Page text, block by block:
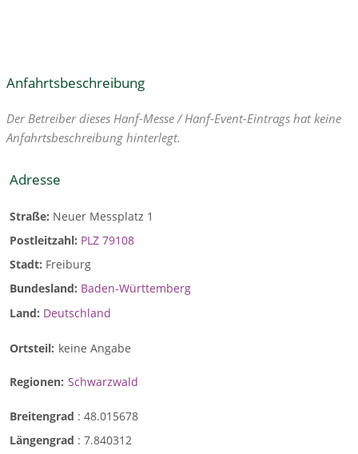
Anfahrtsbeschreibung
Der Betreiber dieses Hanf-Messe / Hanf-Event-Eintrags hat keine
Anfahrtsbeschreibung hinterlegt.
Adresse
Straße: Neuer Messplatz 1
Postleitzahl: PLZ 79108
Stadt: Freiburg
Bundesland: Baden-Württemberg
Land: Deutschland
Ortsteil: keine Angabe
Regionen: Schwarzwald
Breitengrad : 48.015678
Längengrad : 7.840312